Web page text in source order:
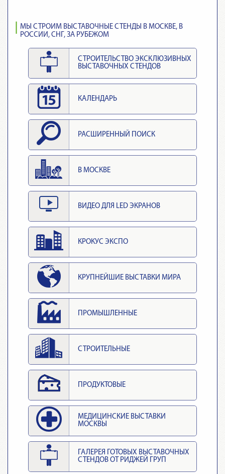
МЫ СТРОИМ ВЫСТАВОЧНЫЕ СТЕНДЫ В МОСКВЕ, В
РОССИИ, СНГ, ЗА РУБЕЖОМ
СТРОИТЕЛЬСТВО ЭКСКЛЮЗИВНЫХ
ВЫСТАВОЧНЫХ СТЕНДОВ
КАЛЕНДАРЬ
РАСШИРЕННЫЙ ПОИСК
В МОСКВЕ
ВИДЕО ДЛЯ LED ЭКРАНОВ
КРОКУС ЭКСПО
КРУПНЕЙШИЕ ВЫСТАВКИ МИРА
ПРОМЫШЛЕННЫЕ
СТРОИТЕЛЬНЫЕ
ПРОДУКТОВЫЕ
МЕДИЦИНСКИЕ ВЫСТАВКИ
МОСКВЫ
ГАЛЕРЕЯ ГОТОВЫХ ВЫСТАВОЧНЫХ
СТЕНДОВ ОТ РИДЖЕЙ ГРУП